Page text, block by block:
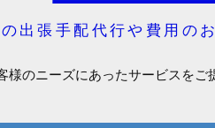
出張手配代行や費用の
様のニーズにあったサービスをご